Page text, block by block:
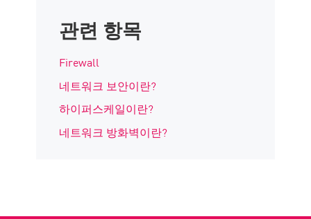
관련 항목
Firewall
네트워크 보안이란?
하이퍼스케일이란?
네트워크 방화벽이란?